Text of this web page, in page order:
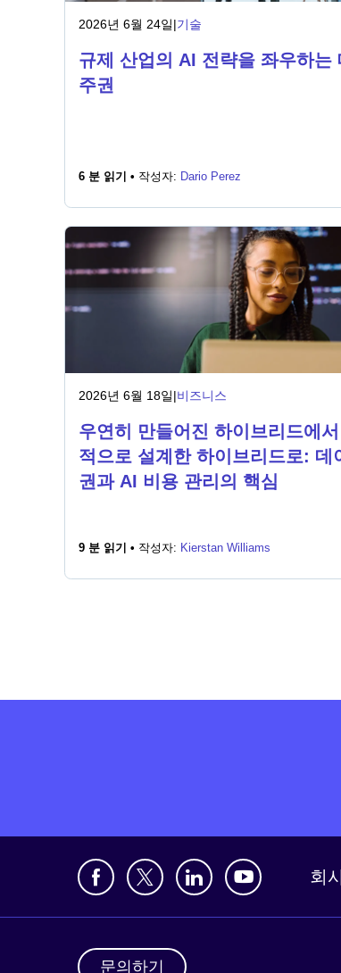
2026년 6월 24일|기술
규제 산업의 AI 전략을 좌우하는
주권
6 분 읽기 • 작성자: Dario Perez
2026년 6월 18일|비즈니스
우연히 만들어진 하이브리드에
적으로 설계한 하이브리드로: 데
권과 AI 비용 관리의 핵심
9 분 읽기 • 작성자: Kierstan Williams
회
문의하기